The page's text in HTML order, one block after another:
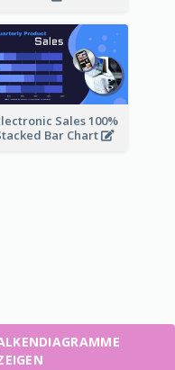
Sales 100%
Bar Chart